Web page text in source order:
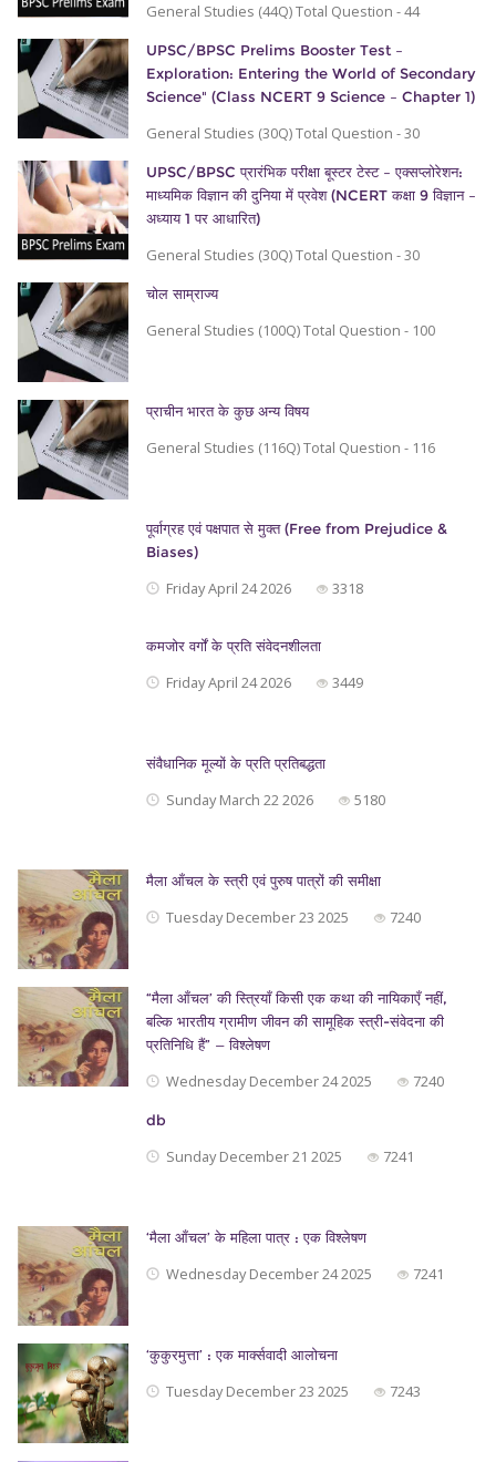
General Studies (44Q) Total Question - 44
UPSC/BPSC Prelims Booster Test –
Exploration: Entering the World of Secondary
Science" (Class NCERT 9 Science – Chapter 1)
General Studies (30Q) Total Question - 30
UPSC/BPSC प्रारंभिक परीक्षा बूस्टर टेस्ट – एक्सप्लोरेशन:
माध्यमिक विज्ञान की दुनिया में प्रवेश (NCERT कक्षा 9 विज्ञान –
अध्याय 1 पर आधारित)
General Studies (30Q) Total Question - 30
चोल साम्राज्य
General Studies (100Q) Total Question - 100
प्राचीन भारत के कुछ अन्य विषय
General Studies (116Q) Total Question - 116
पूर्वाग्रह एवं पक्षपात से मुक्त (Free from Prejudice &
Biases)
Friday April 24 2026 3318
कमजोर वर्गों के प्रति संवेदनशीलता
Friday April 24 2026 3449
संवैधानिक मूल्यों के प्रति प्रतिबद्धता
Sunday March 22 2026 5180
मैला आँचल के स्त्री एवं पुरुष पात्रों की समीक्षा
Tuesday December 23 2025 7240
“मैला आँचल’ की स्त्रियाँ किसी एक कथा की नायिकाएँ नहीं,
बल्कि भारतीय ग्रामीण जीवन की सामूहिक स्त्री-संवेदना की
प्रतिनिधि हैं” — विश्लेषण
Wednesday December 24 2025 7240
db
Sunday December 21 2025 7241
‘मैला आँचल’ के महिला पात्र : एक विश्लेषण
Wednesday December 24 2025 7241
‘कुकुरमुत्ता’ : एक मार्क्सवादी आलोचना
Tuesday December 23 2025 7243